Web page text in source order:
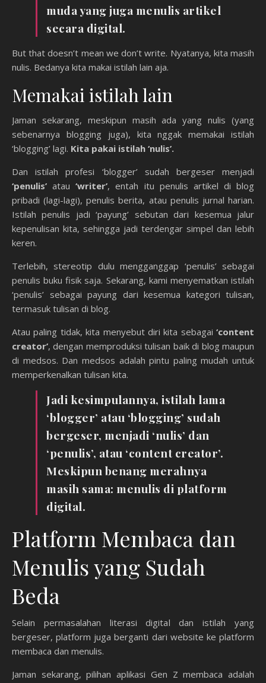
muda yang juga menulis artikel
secara digital.
But that doesn’t mean we don’t write. Nyatanya, kita masih
nulis. Bedanya kita makai istilah lain aja.
Memakai istilah lain
Jaman sekarang, meskipun masih ada yang nulis (yang
sebenarnya blogging juga), kita nggak memakai istilah
‘blogging’ lagi. Kita pakai istilah ‘nulis’.
Dan istilah profesi ‘blogger’ sudah bergeser menjadi
‘penulis’ atau‘writer’, entah itu penulis artikel di blog
pribadi (lagi-lagi), penulis berita, atau penulis jurnal harian.
Istilah penulis jadi ‘payung’ sebutan dari kesemua jalur
kepenulisan kita, sehingga jadi terdengar simpel dan lebih
keren.
Terlebih, stereotip dulu mengganggap ‘penulis’ sebagai
penulis buku fisik saja. Sekarang, kami menyematkan istilah
‘penulis’ sebagai payung dari kesemua kategori tulisan,
termasuk tulisan di blog.
Atau paling tidak, kita menyebut diri kita sebagai ‘content
creator’, dengan memproduksi tulisan baik di blog maupun
di medsos. Dan medsos adalah pintu paling mudah untuk
memperkenalkan tulisan kita.
Jadi kesimpulannya, istilah lama
‘blogger’ atau ‘blogging’ sudah
bergeser, menjadi ‘nulis’ dan
‘penulis’, atau ‘content creator’.
Meskipun benang merahnya
masih sama: menulis di platform
digital.
Platform Membaca dan
Menulis yang Sudah
Beda
Selain permasalahan literasi digital dan istilah yang
bergeser, platform juga berganti dari website ke platform
membaca dan menulis.
Jaman sekarang, pilihan aplikasi Gen Z membaca adalah